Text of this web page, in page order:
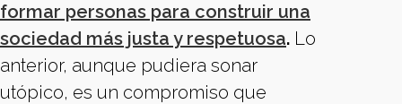
formar personas para construir una
sociedad más justa y respetuosa. Lo
anterior, aunque pudiera sonar
utópico, es un compromiso que